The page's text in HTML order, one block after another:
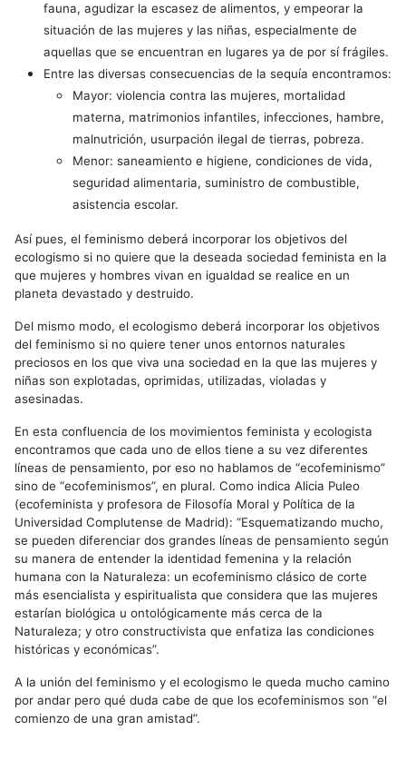
fauna, agudizar la escasez de alimentos, y empeorar la
situación de las mujeres y las niñas, especialmente de
aquellas que se encuentran en lugares ya de por sí frágiles.
Entre las diversas consecuencias de la sequía encontramos:
Mayor: violencia contra las mujeres, mortalidad
materna, matrimonios infantiles, infecciones, hambre,
malnutrición, usurpación ilegal de tierras, pobreza.
Menor: saneamiento e higiene, condiciones de vida,
seguridad alimentaria, suministro de combustible,
asistencia escolar.
Así pues, el feminismo deberá incorporar los objetivos del
ecologismo si no quiere que la deseada sociedad feminista en la
que mujeres y hombres vivan en igualdad se realice en un
planeta devastado y destruido.
Del mismo modo, el ecologismo deberá incorporar los objetivos
del feminismo si no quiere tener unos entornos naturales
preciosos en los que viva una sociedad en la que las mujeres y
niñas son explotadas, oprimidas, utilizadas, violadas y
asesinadas.
En esta confluencia de los movimientos feminista y ecologista
encontramos que cada uno de ellos tiene a su vez diferentes
líneas de pensamiento, por eso no hablamos de “ecofeminismo”
sino de “ecofeminismos”, en plural. Como indica Alicia Puleo
(ecofeminista y profesora de Filosofía Moral y Política de la
Universidad Complutense de Madrid): “Esquematizando mucho,
se pueden diferenciar dos grandes líneas de pensamiento según
su manera de entender la identidad femenina y la relación
humana con la Naturaleza: un ecofeminismo clásico de corte
más esencialista y espiritualista que considera que las mujeres
estarían biológica u ontológicamente más cerca de la
Naturaleza; y otro constructivista que enfatiza las condiciones
históricas y económicas”.
A la unión del feminismo y el ecologismo le queda mucho camino
por andar pero qué duda cabe de que los ecofeminismos son “el
comienzo de una gran amistad”.